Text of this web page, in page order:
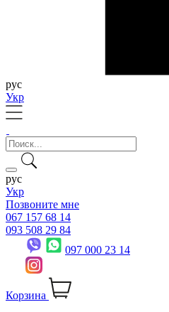
рус
Укр
рус
Укр
Позвоните мне
067 157 68 14
093 508 29 84
097 000 23 14
Корзина